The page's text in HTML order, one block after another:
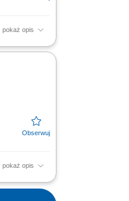
pokaż opis
z
pokaż opis